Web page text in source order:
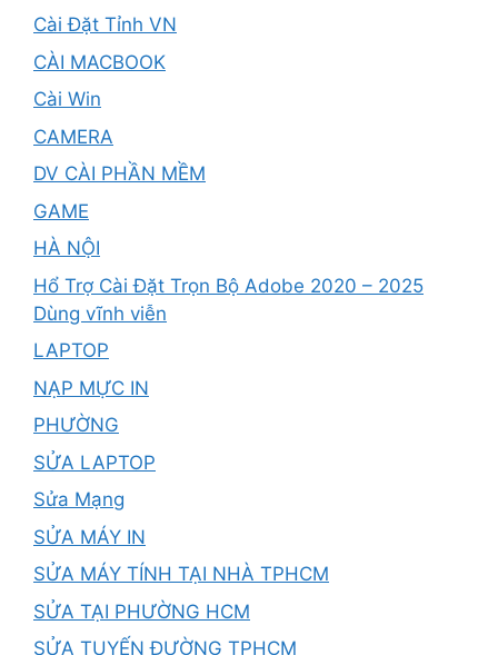
Cài Đặt Tỉnh VN
CÀI MACBOOK
Cài Win
CAMERA
DV CÀI PHẦN MỀM
GAME
HÀ NỘI
Hổ Trợ Cài Đặt Trọn Bộ Adobe 2020 – 2025
Dùng vĩnh viễn
LAPTOP
NẠP MỰC IN
PHƯỜNG
SỬA LAPTOP
Sửa Mạng
SỬA MÁY IN
SỬA MÁY TÍNH TẠI NHÀ TPHCM
SỬA TẠI PHƯỜNG HCM
SỬA TUYẾN ĐƯỜNG TPHCM